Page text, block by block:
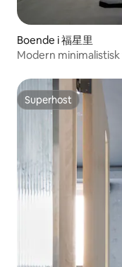
Boende i 福星里
Modern
Superhost
Superhost